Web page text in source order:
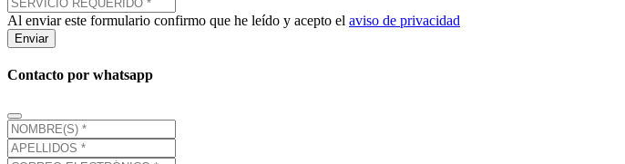
Al enviar este formulario confirmo que he leído y acepto el aviso de privacidad
Enviar
Contacto por whatsapp